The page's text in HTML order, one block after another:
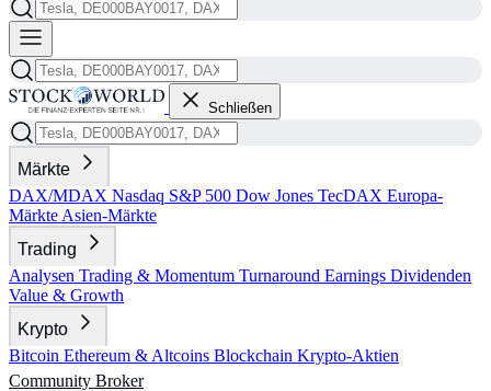
Schließen
Märkte
DAX/MDAX Nasdaq S&P 500 Dow Jones TecDAX Europa-
Märkte Asien-Märkte
Trading
Analysen Trading & Momentum Turnaround Earnings Dividenden
Value & Growth
Krypto
Bitcoin Ethereum & Altcoins Blockchain Krypto-Aktien
Community Broker